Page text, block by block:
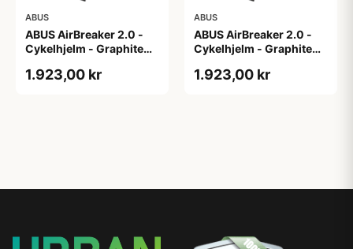
ABUS
ABUS AirBreaker 2.0 -
Cykelhjelm - Graphite
1.923,00 kr
ABUS
ABUS AirBreaker 2.0 -
Cykelhjelm - Graphite
1.923,00 kr